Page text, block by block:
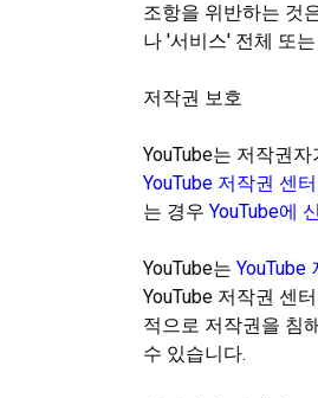
조항을 위반하는 것
나 '서비스' 전체 또
저작권 보호
YouTube는 저작권
YouTube 저작권 센터
는 경우 YouTube에
YouTube는 YouTube
YouTube 저작권 센
적으로 저작권을 침
수 있습니다.